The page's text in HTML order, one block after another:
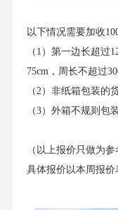
以下情况需要加收
（1）第一边长超过
75cm，周长不超过
（2）非纸箱包装的
（3）外箱不规则包装
（以上报价只做为
具体报价以本周报价